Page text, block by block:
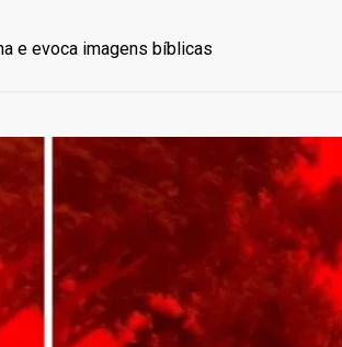
e evoca imagens bíblicas